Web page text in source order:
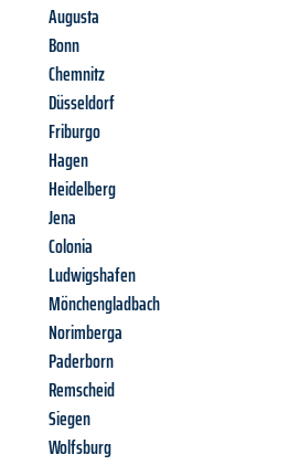
Augusta
Bonn
Chemnitz
Düsseldorf
Friburgo
Hagen
Heidelberg
Jena
Colonia
Ludwigshafen
Mönchengladbach
Norimberga
Paderborn
Remscheid
Siegen
Wolfsburg